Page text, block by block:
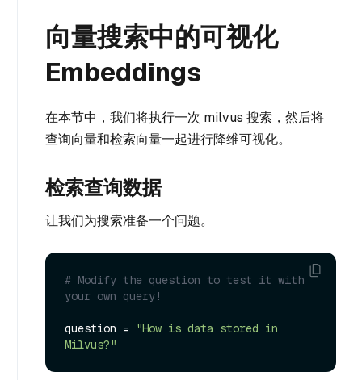
向量搜索中的可视化
Embeddings
在本节中，我们将执行一次 milvus 搜索，然后将
查询向量和检索向量一起进行降维可视化。
检索查询数据
让我们为搜索准备一个问题。
# Modify the question to test it with
your own query!
question =
"How is data stored in
Milvus?"